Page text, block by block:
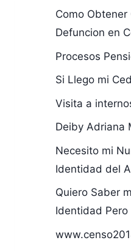
Como Obtener
Defuncion en
Procesos
Si Llego mi
Visita a
Deiby Adriana
Necesito mi
Identidad del
Quiero Saber
Identidad Pero